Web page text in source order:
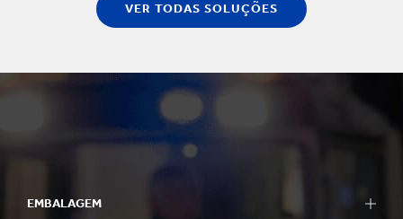
VER TODAS SOLUÇÕES
EMBALAGEM